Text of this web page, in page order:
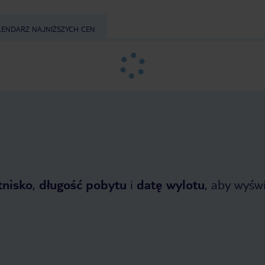
NAJNIŻSZYCH CEN
, długość pobytu i datę wylotu, aby